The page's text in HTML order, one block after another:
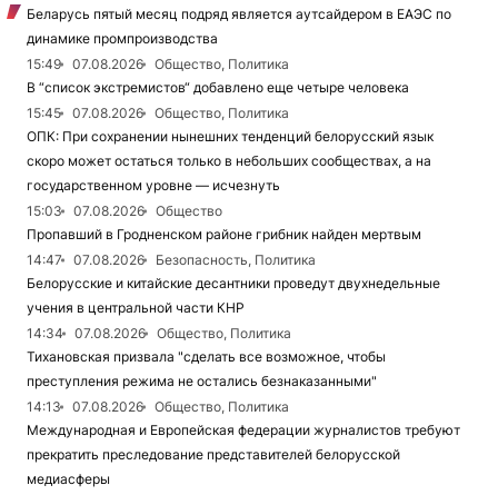
Беларусь пятый месяц подряд является аутсайдером в ЕАЭС по
динамике промпроизводства
15:49
07.08.2026
Общество, Политика
В “список экстремистов“ добавлено еще четыре человека
15:45
07.08.2026
Общество, Политика
ОПК: При сохранении нынешних тенденций белорусский язык
скоро может остаться только в небольших сообществах, а на
государственном уровне — исчезнуть
15:03
07.08.2026
Общество
Пропавший в Гродненском районе грибник найден мертвым
14:47
07.08.2026
Безопасность, Политика
Белорусские и китайские десантники проведут двухнедельные
учения в центральной части КНР
14:34
07.08.2026
Общество, Политика
Тихановская призвала "сделать все возможное, чтобы
преступления режима не остались безнаказанными"
14:13
07.08.2026
Общество, Политика
Международная и Европейская федерации журналистов требуют
прекратить преследование представителей белорусской
медиасферы